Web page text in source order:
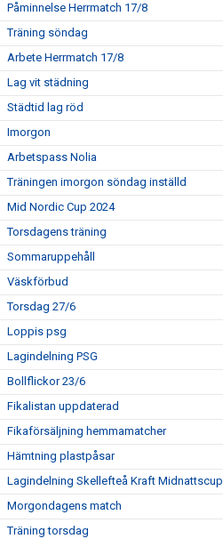
Påminnelse Herrmatch 17/8
Träning söndag
Arbete Herrmatch 17/8
Lag vit städning
Städtid lag röd
Imorgon
Arbetspass Nolia
Träningen imorgon söndag inställd
Mid Nordic Cup 2024
Torsdagens träning
Sommaruppehåll
Väskförbud
Torsdag 27/6
Loppis psg
Lagindelning PSG
Bollflickor 23/6
Fikalistan uppdaterad
Fikaförsäljning hemmamatcher
Hämtning plastpåsar
Lagindelning Skellefteå Kraft Midnattscup
Morgondagens match
Träning torsdag